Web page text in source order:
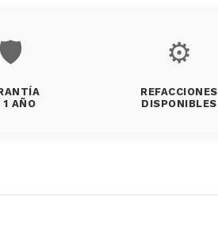
🛡️
1 AÑO
⚙️
REFACCIONES
DISPONIBLES